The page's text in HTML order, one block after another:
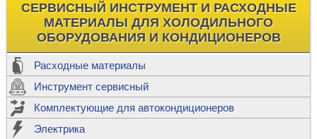
СЕРВИСНЫЙ ИНСТРУМЕНТ И РАСХОДНЫЕ
МАТЕРИАЛЫ ДЛЯ ХОЛОДИЛЬНОГО
ОБОРУДОВАНИЯ И КОНДИЦИОНЕРОВ
Расходные материалы
Инструмент сервисный
Комплектующие для автокондиционеров
Электрика